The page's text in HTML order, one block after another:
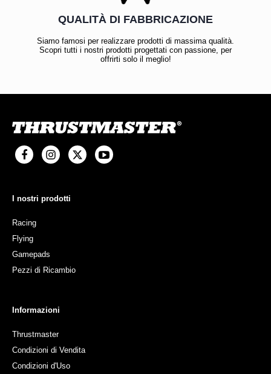
QUALITÀ DI FABBRICAZIONE
Siamo famosi per realizzare prodotti di massima qualità.
Scopri tutti i nostri prodotti progettati con passione, per
offrirti solo il meglio!
I nostri prodotti
Racing
Flying
Gamepads
Pezzi di Ricambio
Informazioni
Thrustmaster
Condizioni di Vendita
Condizioni d'Uso